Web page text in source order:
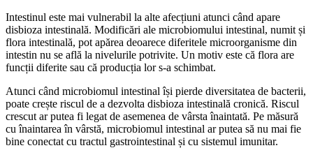
Intestinul este mai vulnerabil la alte afecțiuni atunci când apare
disbioza intestinală. Modificări ale microbiomului intestinal, numit și
flora intestinală, pot apărea deoarece diferitele microorganisme din
intestin nu se află la nivelurile potrivite. Un motiv este că flora are
funcții diferite sau că producția lor s-a schimbat.
Atunci când microbiomul intestinal își pierde diversitatea de bacterii,
poate crește riscul de a dezvolta disbioza intestinală cronică. Riscul
crescut ar putea fi legat de asemenea de vârsta înaintată. Pe măsură
cu înaintarea în vârstă, microbiomul intestinal ar putea să nu mai fie
bine conectat cu tractul gastrointestinal și cu sistemul imunitar.